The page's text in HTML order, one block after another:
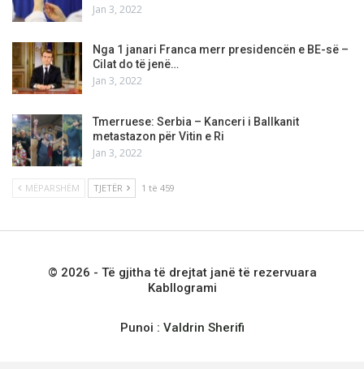
Jan 3, 2022
Nga 1 janari Franca merr presidencën e BE-së –
Cilat do të jenë…
Jan 3, 2022
Tmerruese: Serbia – Kanceri i Ballkanit
metastazon për Vitin e Ri
Jan 3, 2022
MËPARSHËM TJETËR 1 të 459
© 2026 - Të gjitha të drejtat janë të rezervuara
Kabllogrami
Punoi : Valdrin Sherifi